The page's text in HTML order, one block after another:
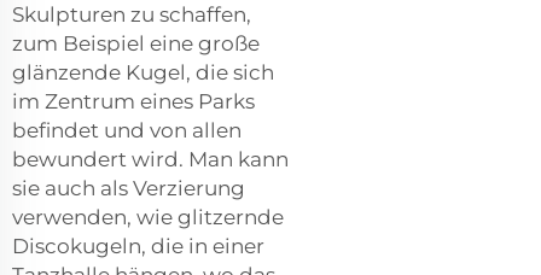
Skulpturen zu schaffen,
zum Beispiel eine große
glänzende Kugel, die sich
im Zentrum eines Parks
befindet und von allen
bewundert wird. Man kann
sie auch als Verzierung
verwenden, wie glitzernde
Discokugeln, die in einer